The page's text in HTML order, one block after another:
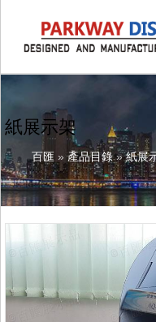
紙展示架
百匯 »產品目錄»紙展